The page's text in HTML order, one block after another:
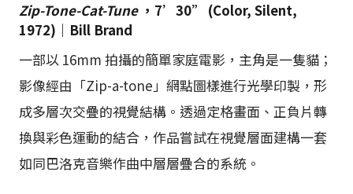
Zip-Tone-Cat-Tune，7’30” (Color, Silent,
1972)｜Bill Brand
一部以 16mm 拍攝的簡單家庭電影，主角是一隻貓；
影像經由「Zip-a-tone」網點圖樣進行光學印製，形
成多層次交疊的視覺結構。透過定格畫面、正負片轉
換與彩色運動的結合，作品嘗試在視覺層面建構一套
如同巴洛克音樂作曲中層層疊合的系統。